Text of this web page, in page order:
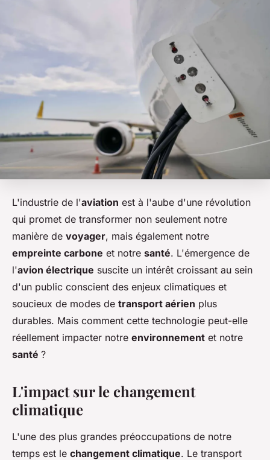
L'industrie de l'aviation est à l'aube d'une révolution
qui promet de transformer non seulement notre
manière de voyager, mais également notre
empreinte carbone et notre santé. L'émergence de
l'avion électrique suscite un intérêt croissant au sein
d'un public conscient des enjeux climatiques et
soucieux de modes de transport aérien plus
durables. Mais comment cette technologie peut-elle
réellement impacter notre environnement et notre
santé ?
L'impact sur le changement
climatique
L'une des plus grandes préoccupations de notre
temps est le changement climatique. Le transport